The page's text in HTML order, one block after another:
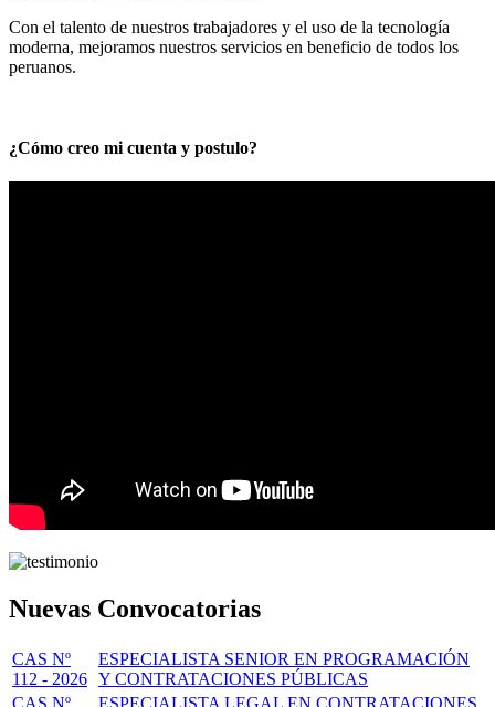
Con el talento de nuestros trabajadores y el uso de la tecnología
moderna, mejoramos nuestros servicios en beneficio de todos los
peruanos.
¿Cómo creo mi cuenta y postulo?
Nuevas Convocatorias
CAS Nº
112 - 2026
ESPECIALISTA SENIOR EN PROGRAMACIÓN
Y CONTRATACIONES PÚBLICAS